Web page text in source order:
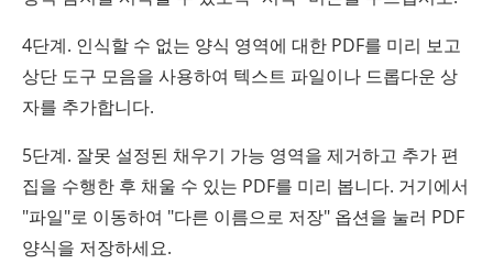
4단계. 인식할 수 없는 양식 영역에 대한 PDF를 미리 보고
상단 도구 모음을 사용하여 텍스트 파일이나 드롭다운 상
자를 추가합니다.
5단계. 잘못 설정된 채우기 가능 영역을 제거하고 추가 편
집을 수행한 후 채울 수 있는 PDF를 미리 봅니다. 거기에서
"파일"로 이동하여 "다른 이름으로 저장" 옵션을 눌러 PDF
양식을 저장하세요.